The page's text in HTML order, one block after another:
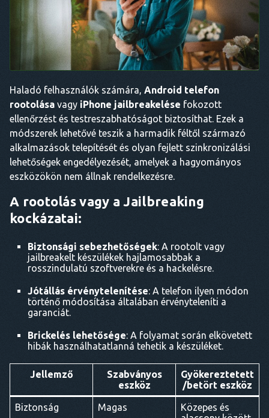
Haladó felhasználók számára, Android telefon
rootolása vagy iPhone jailbreakelése fokozott
ellenőrzést és testreszabhatóságot biztosíthat. Ezek a
módszerek lehetővé teszik a harmadik féltől származó
alkalmazások telepítését és olyan fejlett szinkronizálási
lehetőségek engedélyezését, amelyek a hagyományos
eszközökön nem állnak rendelkezésre.
A rootolás vagy a Jailbreaking
kockázatai:
Biztonsági sebezhetőségek: A rootolt vagy
jailbreakelt készülékek hajlamosabbak a
rosszindulatú szoftverekre és a hackelésre.
Jótállás érvénytelenítése: A telefon ilyen módon
történő módosítása általában érvényteleníti a
garanciát.
Brickelés lehetősége: A folyamat során elkövetett
hibák használhatatlanná tehetik a készüléket.
Jellemző
Szabványos
eszköz
Gyökereztetett
/betört eszköz
Biztonság Magas
Közepes és